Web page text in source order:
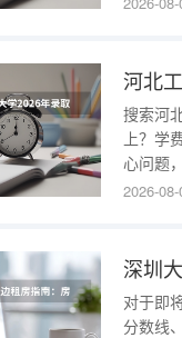
数参考
搜索河
上？学
心问题
花多少
费200
2026-
对于即
分数线